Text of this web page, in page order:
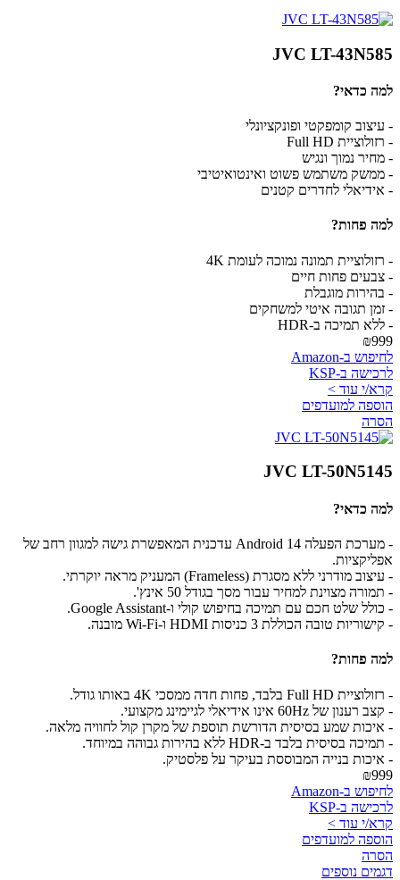
JVC LT-43N585
למה כדאי?
- עיצוב קומפקטי ופונקציונלי
- רזולוציית Full HD
- מחיר נמוך ונגיש
- ממשק משתמש פשוט ואינטואיטיבי
- אידיאלי לחדרים קטנים
למה פחות?
- רזולוציית תמונה נמוכה לעומת 4K
- צבעים פחות חיים
- בהירות מוגבלת
- זמן תגובה איטי למשחקים
- ללא תמיכה ב-HDR
₪999
לחיפוש ב-Amazon
לרכישה ב-KSP
קרא/י עוד >
הוספה למועדפים
הסרה
JVC LT-50N5145
למה כדאי?
- מערכת הפעלה Android 14 עדכנית המאפשרת גישה למגוון רחב של
אפליקציות.
- עיצוב מודרני ללא מסגרת (Frameless) המעניק מראה יוקרתי.
- תמורה מצוינת למחיר עבור מסך בגודל 50 אינץ'.
- כולל שלט חכם עם תמיכה בחיפוש קולי ו-Google Assistant.
- קישוריות טובה הכוללת 3 כניסות HDMI ו-Wi-Fi מובנה.
למה פחות?
- רזולוציית Full HD בלבד, פחות חדה ממסכי 4K באותו גודל.
- קצב רענון של 60Hz אינו אידיאלי לגיימינג מקצועי.
- איכות שמע בסיסית הדורשת תוספת של מקרן קול לחוויה מלאה.
- תמיכה בסיסית בלבד ב-HDR ללא בהירות גבוהה במיוחד.
- איכות בנייה המבוססת בעיקר על פלסטיק.
₪999
לחיפוש ב-Amazon
לרכישה ב-KSP
קרא/י עוד >
הוספה למועדפים
הסרה
דגמים נוספים